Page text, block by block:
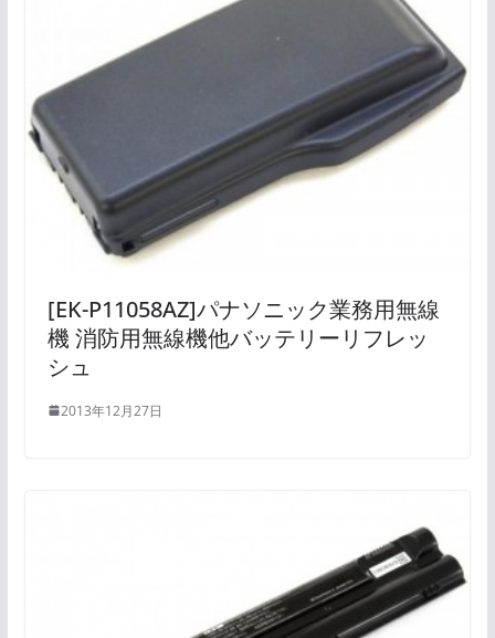
[EK-P11058AZ]パナソニック業務用無線
機 消防用無線機他バッテリーリフレッ
シュ
2013年12月27日